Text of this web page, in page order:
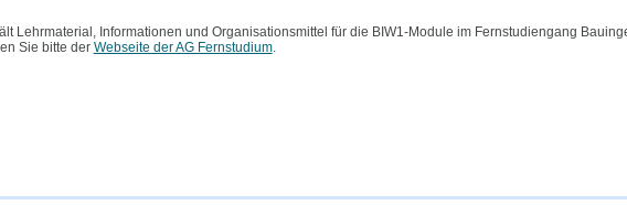
Lehrmaterial, Informationen und Organisationsmittel für die BIW1-Module im Fernstudiengang
Sie bitte der Webseite der AG Fernstudium.